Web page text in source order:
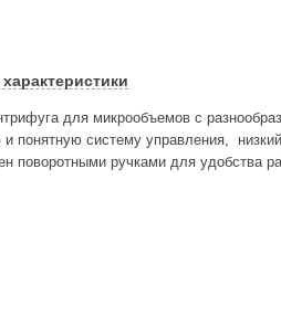
для микрообъемов с
понятную систему управления,
поворотными ручками для удобства